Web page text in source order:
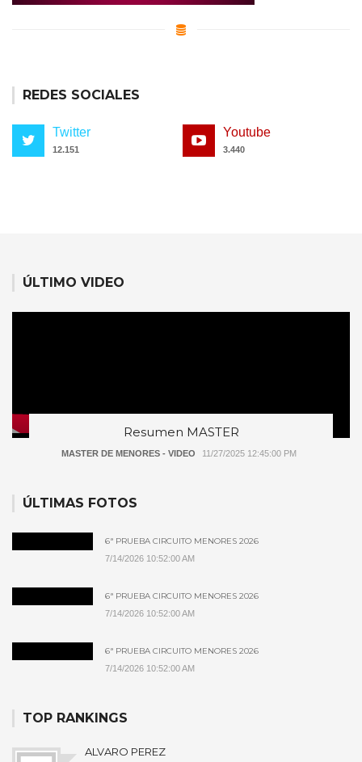
REDES SOCIALES
Twitter
12.151
Youtube
3.440
ÚLTIMO VIDEO
Resumen MASTER
MASTER DE MENORES - VIDEO 11/27/2025 12:45:00 PM
ÚLTIMAS FOTOS
6ª PRUEBA CIRCUITO MENORES 2026
7/14/2026 10:52:00 AM
6ª PRUEBA CIRCUITO MENORES 2026
7/14/2026 10:52:00 AM
6ª PRUEBA CIRCUITO MENORES 2026
7/14/2026 10:52:00 AM
TOP RANKINGS
ALVARO PEREZ